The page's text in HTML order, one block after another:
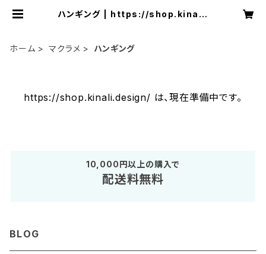
ハンギング | https://shop.kinali.
ホーム マクラメ ハンギング
https://shop.kinali.design/ は、現在準備中です。
10,000円以上の購入で
配送料無料
BLOG